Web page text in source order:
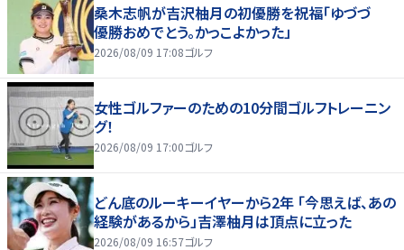
桑木志帆が吉沢柚月の初優勝を祝福「ゆづづ
優勝おめでとう。かっこよかった」
2026/08/09 17:08ゴルフ
女性ゴルファーのための10分間ゴルフトレーニン
グ！
2026/08/09 17:00ゴルフ
どん底のルーキーイヤーから2年 「今思えば、あの
経験があるから」吉澤柚月は頂点に立った
2026/08/09 16:57ゴルフ